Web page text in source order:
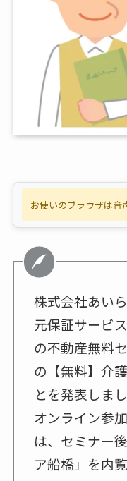
お使いのブラウザは音
株式会社あい
元保証サービ
の不動産無料
の【無料】介
とを発表しまし
オンライン参
は、セミナー
ア船橋」を内